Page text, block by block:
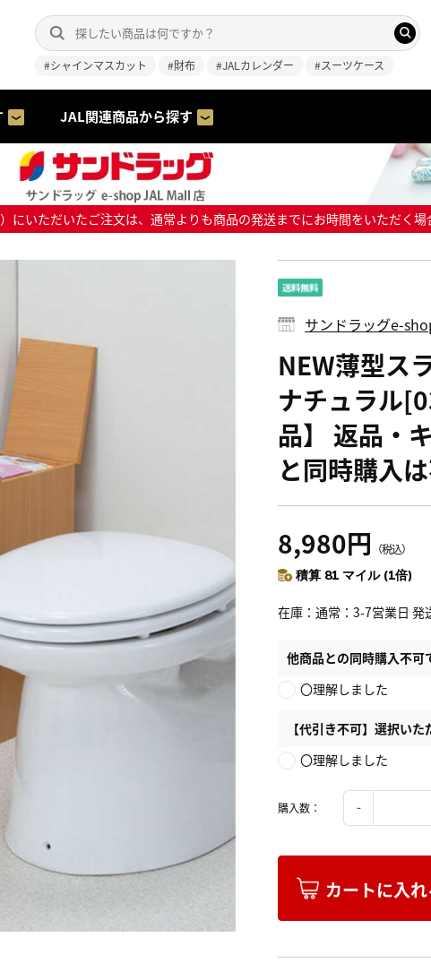
#シャインマスカット #財布 #JALカレンダー #スーツケース
JAL関連商品から探す
いただいたご注文は、通常よりも商品の発送までにお時間をいただく場
サンドラッグe-
NEW薄型ス
ナチュラル
品】 返品・
と同時購入
8,980円 （税込）
積算 81 マイル (1倍)
在庫 通常：3-7営業日 発
他商品との同時購入不可
〇理解しました
【代引き不可】選択い
〇理解しました
購入数：
カートに入れ